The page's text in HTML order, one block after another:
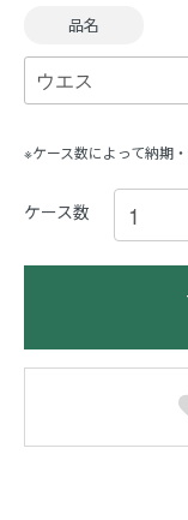
品名
※ケース数によって納期
ケース数